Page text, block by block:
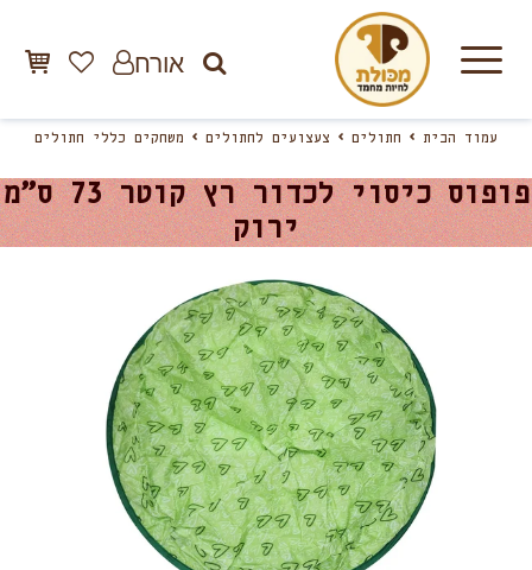
אורח
עמוד הבית חתולים צעצועים לחתולים משחקים כללי חתולים
פופוס כיסוי לכדור רץ קוטר 73 ס”מ
ירוק